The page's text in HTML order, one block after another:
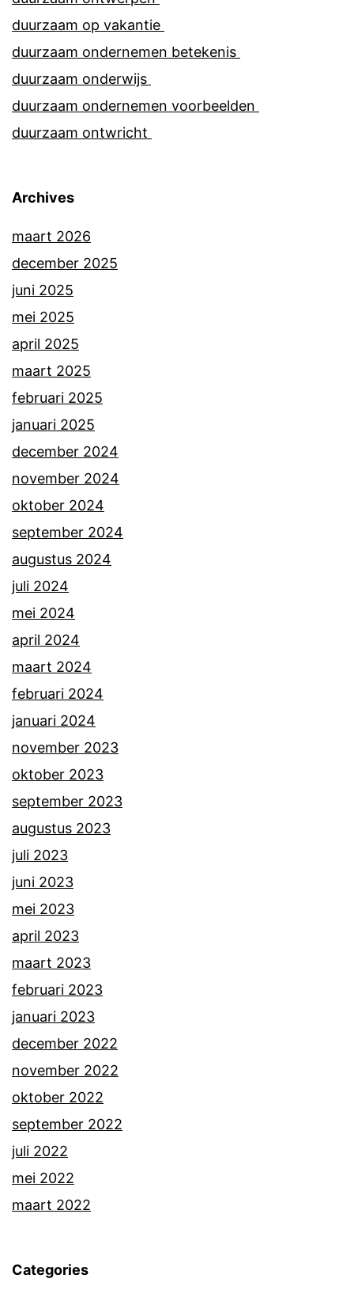
duurzaam op vakantie
duurzaam ondernemen betekenis
duurzaam onderwijs
duurzaam ondernemen voorbeelden
duurzaam ontwricht
Archives
maart 2026
december 2025
juni 2025
mei 2025
april 2025
maart 2025
februari 2025
januari 2025
december 2024
november 2024
oktober 2024
september 2024
augustus 2024
juli 2024
mei 2024
april 2024
maart 2024
februari 2024
januari 2024
november 2023
oktober 2023
september 2023
augustus 2023
juli 2023
juni 2023
mei 2023
april 2023
maart 2023
februari 2023
januari 2023
december 2022
november 2022
oktober 2022
september 2022
juli 2022
mei 2022
maart 2022
Categories